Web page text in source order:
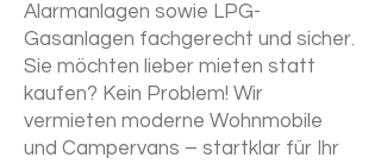
Alarmanlagen sowie LPG-
Gasanlagen fachgerecht und sicher.
Sie möchten lieber mieten statt
kaufen? Kein Problem! Wir
vermieten moderne Wohnmobile
und Campervans – startklar für Ihr